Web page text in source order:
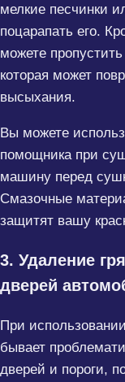
мелкие песчинки
поцарапать его.
можете
которая может
высыхания.
Вы можете
помощника при
машину перед
Смазочные
защитят вашу
3. Удаление
дверей
При
бывает
дверей и пороги,